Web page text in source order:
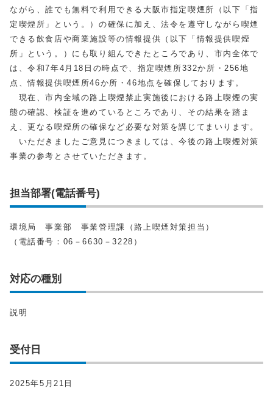
ながら、誰でも無料で利用できる大阪市指定喫煙所（以下「指
定喫煙所」という。）の確保に加え、法令を遵守しながら喫煙
できる飲食店や商業施設等の情報提供（以下「情報提供喫煙
所」という。）にも取り組んできたところであり、市内全体で
は、令和7年4月18日の時点で、指定喫煙所332か所・256地
点、情報提供喫煙所46か所・46地点を確保しております。
現在、市内全域の路上喫煙禁止実施後における路上喫煙の実
態の確認、検証を進めているところであり、その結果を踏ま
え、更なる喫煙所の確保など必要な対策を講じてまいります。
いただきましたご意見につきましては、今後の路上喫煙対策
事業の参考とさせていただきます。
担当部署(電話番号)
環境局 事業部 事業管理課（路上喫煙対策担当）
（電話番号：06－6630－3228）
対応の種別
説明
受付日
2025年5月21日